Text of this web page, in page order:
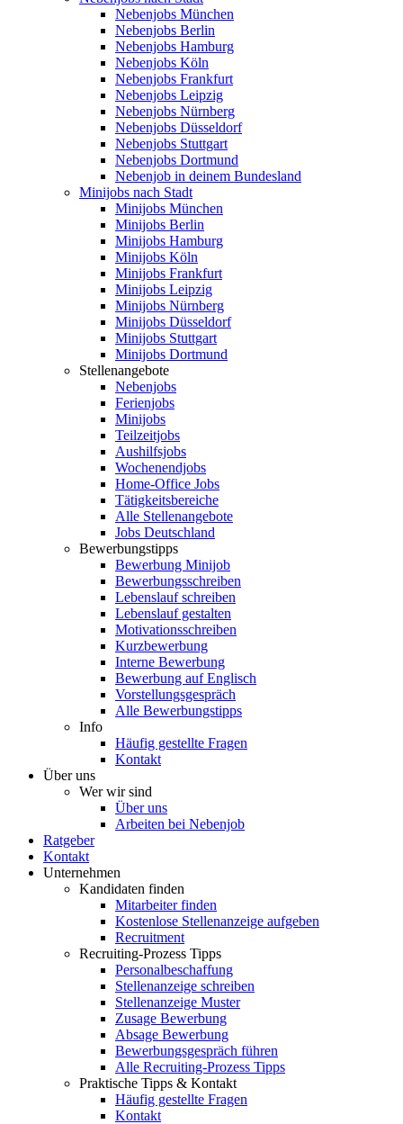
Nebenjobs München
Nebenjobs Berlin
Nebenjobs Hamburg
Nebenjobs Köln
Nebenjobs Frankfurt
Nebenjobs Leipzig
Nebenjobs Nürnberg
Nebenjobs Düsseldorf
Nebenjobs Stuttgart
Nebenjobs Dortmund
Nebenjob in deinem Bundesland
Minijobs nach Stadt
Minijobs München
Minijobs Berlin
Minijobs Hamburg
Minijobs Köln
Minijobs Frankfurt
Minijobs Leipzig
Minijobs Nürnberg
Minijobs Düsseldorf
Minijobs Stuttgart
Minijobs Dortmund
Stellenangebote
Nebenjobs
Ferienjobs
Minijobs
Teilzeitjobs
Aushilfsjobs
Wochenendjobs
Home-Office Jobs
Tätigkeitsbereiche
Alle Stellenangebote
Jobs Deutschland
Bewerbungstipps
Bewerbung Minijob
Bewerbungsschreiben
Lebenslauf schreiben
Lebenslauf gestalten
Motivationsschreiben
Kurzbewerbung
Interne Bewerbung
Bewerbung auf Englisch
Vorstellungsgespräch
Alle Bewerbungstipps
Info
Häufig gestellte Fragen
Kontakt
Über uns
Wer wir sind
Über uns
Arbeiten bei Nebenjob
Ratgeber
Kontakt
Unternehmen
Kandidaten finden
Mitarbeiter finden
Kostenlose Stellenanzeige aufgeben
Recruitment
Recruiting-Prozess Tipps
Personalbeschaffung
Stellenanzeige schreiben
Stellenanzeige Muster
Zusage Bewerbung
Absage Bewerbung
Bewerbungsgespräch führen
Alle Recruiting-Prozess Tipps
Praktische Tipps & Kontakt
Häufig gestellte Fragen
Kontakt